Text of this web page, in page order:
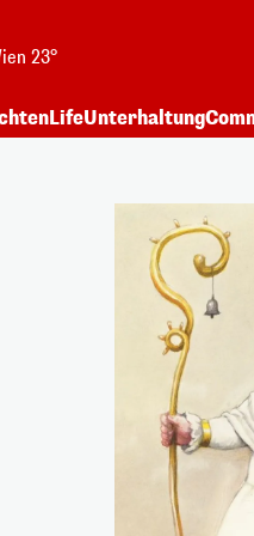
23°
LifeUnterhaltung